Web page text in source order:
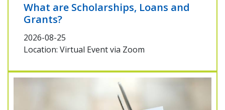
What are Scholarships, Loans and
Grants?
2026-08-25
Location: Virtual Event via Zoom